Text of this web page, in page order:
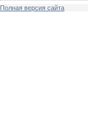
Полная версия сайта